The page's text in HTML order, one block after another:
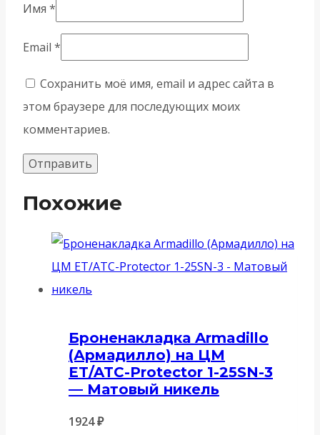
Имя *
Email *
Сохранить моё имя, email и адрес сайта в
этом браузере для последующих моих
комментариев.
Похожие
Броненакладка Armadillo
(Армадилло) на ЦМ
ET/ATC-Protector 1-25SN-3
— Матовый никель
1924₽